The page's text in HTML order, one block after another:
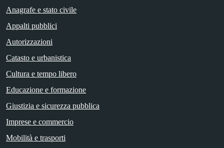
Anagrafe e stato civile
Appalti pubblici
Autorizzazioni
Catasto e urbanistica
Cultura e tempo libero
Educazione e formazione
Giustizia e sicurezza pubblica
Imprese e commercio
Mobilità e trasporti